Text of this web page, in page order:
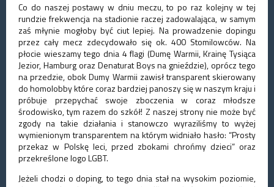
Co do naszej postawy w dniu meczu, to po raz kolejny w tej
rundzie frekwencja na stadionie raczej zadowalająca, w samym
zaś młynie mogłoby być ciut lepiej. Na prowadzenie dopingu
przez cały mecz zdecydowało się ok. 400 Stomilowców. Na
płocie wieszamy tego dnia 4 flagi (Dumę Warmii, Krainę Tysiąca
Jezior, Hamburg oraz Denaturat Boys na gnieździe), oprócz tego
na przedzie, obok Dumy Warmii zawisł transparent skierowany
do homolobby które coraz bardziej panoszy się w naszym kraju i
próbuje przepychać swoje zboczenia w coraz młodsze
środowisko, tym razem do szkół! Z naszej strony nie może być
zgody na takie działania i stanowczo wyraziliśmy to wyżej
wymienionym transparentem na którym widniało hasło: “Prosty
przekaz w Polskę leci, przed zbokami chrońmy dzieci” oraz
przekreślone logo LGBT.
Jeżeli chodzi o doping, to tego dnia stał na wysokim poziomie,